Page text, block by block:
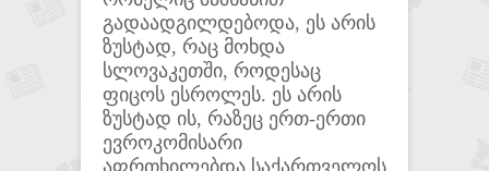
გადაადგილდებოდა, ეს არის
ზუსტად, რაც მოხდა
სლოვაკეთში, როდესაც
ფიცოს ესროლეს. ეს არის
ზუსტად ის, რაზეც ერთ-ერთი
ევროკომისარი